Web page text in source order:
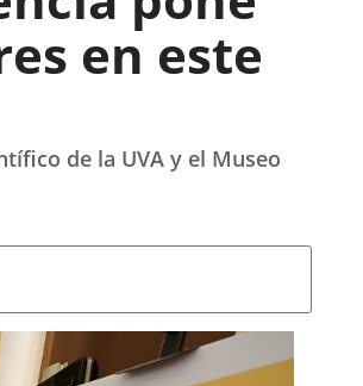
en este
de la UVA y el Museo